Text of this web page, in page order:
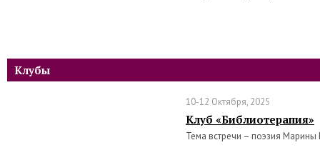
Клубы
10-12 Октября, 2025
Клуб «Библиотерапия»
Тема встречи – поэзия Марины